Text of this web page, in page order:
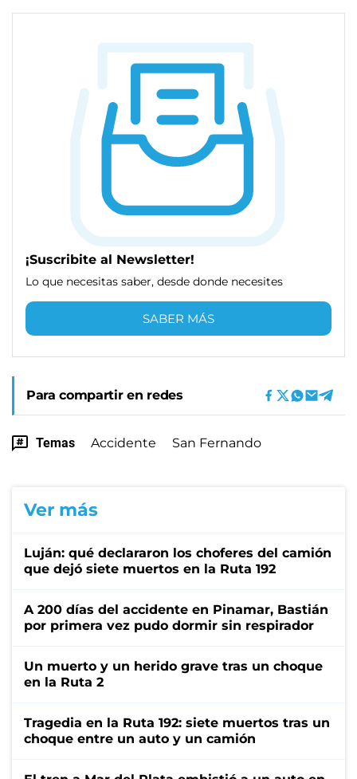
¡Suscribite al Newsletter!
Lo que necesitas saber, desde donde necesites
SABER MÁS
Para compartir en redes
Temas Accidente San Fernando
Ver más
Luján: qué declararon los choferes del camión
que dejó siete muertos en la Ruta 192
A 200 días del accidente en Pinamar, Bastián
por primera vez pudo dormir sin respirador
Un muerto y un herido grave tras un choque
en la Ruta 2
Tragedia en la Ruta 192: siete muertos tras un
choque entre un auto y un camión